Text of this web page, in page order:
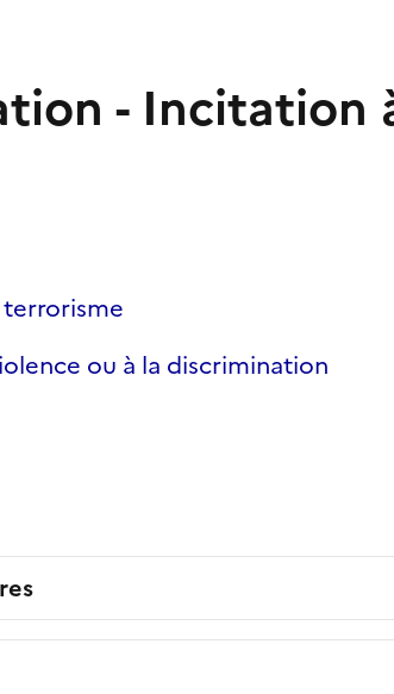
- Incitation
ou à la discrimination